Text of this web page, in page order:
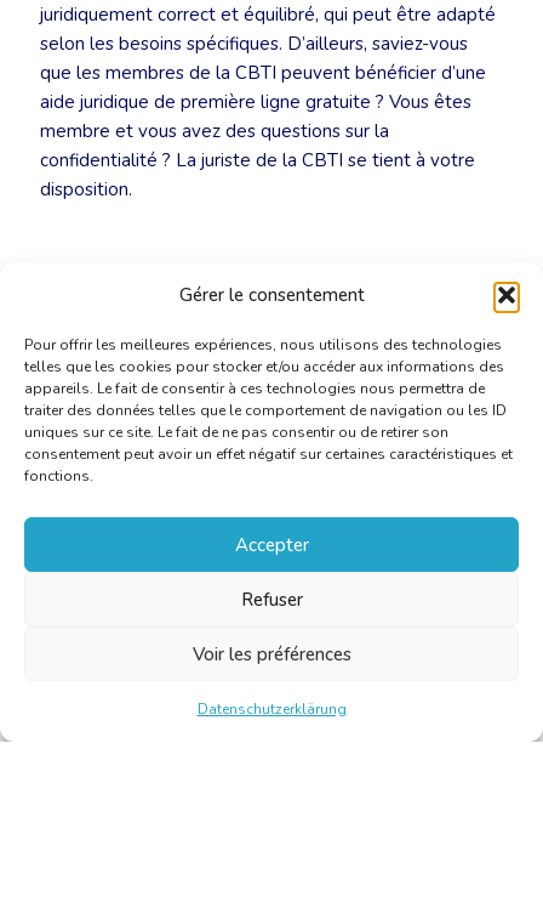
Gérer le consentement
Pour offrir les meilleures expériences, nous utilisons des technologies
telles que les cookies pour stocker et/ou accéder aux informations des
appareils. Le fait de consentir à ces technologies nous permettra de
traiter des données telles que le comportement de navigation ou les ID
uniques sur ce site. Le fait de ne pas consentir ou de retirer son
consentement peut avoir un effet négatif sur certaines caractéristiques et
fonctions.
Accepter
Refuser
Voir les préférences
Datenschutzerklärung
juridiquement correct et équilibré, qui peut être adapté
selon les besoins spécifiques. D’ailleurs, saviez-vous
que les membres de la CBTI peuvent bénéficier d’une
aide juridique de première ligne gratuite ? Vous êtes
membre et vous avez des questions sur la
confidentialité ? La juriste de la CBTI se tient à votre
disposition.